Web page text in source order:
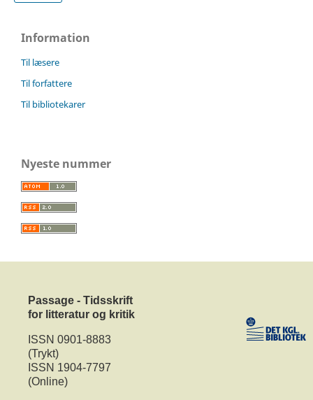
Information
Til læsere
Til forfattere
Til bibliotekarer
Nyeste nummer
Passage - Tidsskrift
for litteratur og kritik
ISSN 0901-8883
(Trykt)
ISSN 1904-7797
(Online)